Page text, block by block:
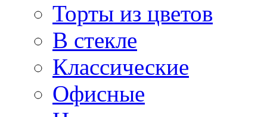
Торты из цветов
В стекле
Классические
Офисные